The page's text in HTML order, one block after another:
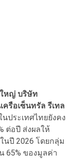
หญ่ บริษัท
ครือเซ็นทรัล รีเทล
นประเทศไทยยังคง
ต่อปี ส่งผลให้
นปี 2026 โดยกลุ่ม
65% ของมูลค่า